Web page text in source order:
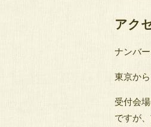
アク
ナンバ
東京か
受付会
ですが